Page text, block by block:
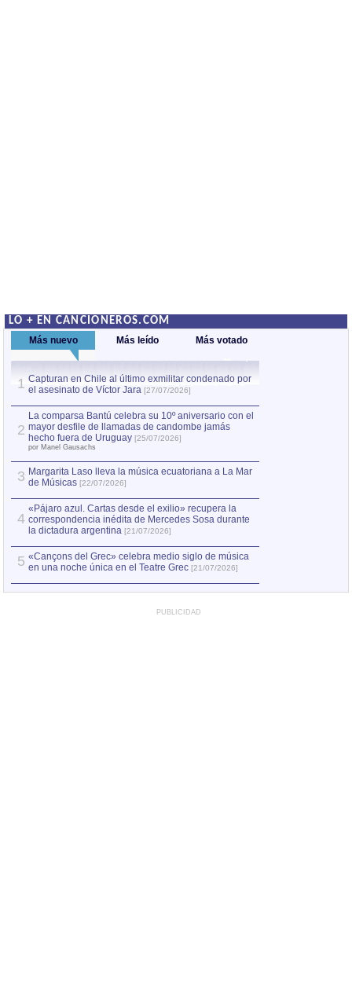
LO + EN CANCIONEROS.COM
Más nuevo Más leído Más votado
1 Capturan en Chile al último exmilitar condenado por
el asesinato de Víctor Jara [27/07/2026]
2
La comparsa Bantú celebra su 10º aniversario con el
mayor desfile de llamadas de candombe jamás
hecho fuera de Uruguay [25/07/2026]
por Manel Gausachs
3 Margarita Laso lleva la música ecuatoriana a La Mar
de Músicas [22/07/2026]
4
«Pájaro azul. Cartas desde el exilio» recupera la
correspondencia inédita de Mercedes Sosa durante
la dictadura argentina [21/07/2026]
5 «Cançons del Grec» celebra medio siglo de música
en una noche única en el Teatre Grec [21/07/2026]
PUBLICIDAD